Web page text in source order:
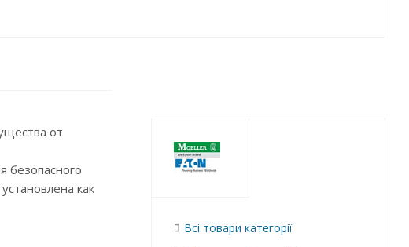
от
безопасного
как
Всі товари категорії